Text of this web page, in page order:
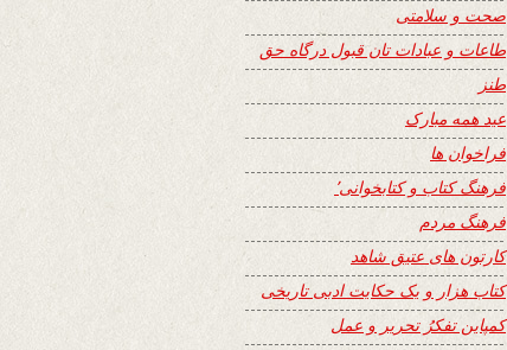
صحت و سلامتی
طاعات و عبادات تان قبول درگاه حق
طنز
عید همه مبارک
فراخوان ها
فرهنگ کتاب و کتابخوانی٬
فرهنگ مردم
کارتون های عتیق شاهد
کتاب هزار و یک حکایت ادبی تاریخی
کمپاین تفکرُ تحریر و عمل